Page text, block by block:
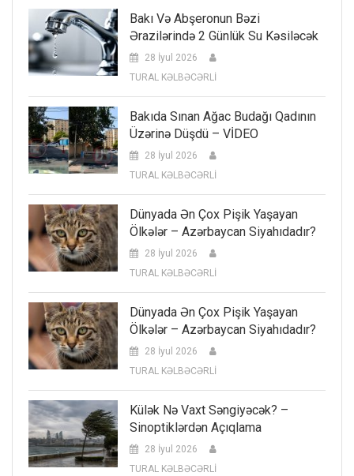
Bakı Və Abşeronun Bəzi
Ərazilərində 2 Günlük Su Kəsiləcək
28 İyul 2026
TURAL KƏLBƏCƏRLİ
Bakıda Sınan Ağac Budağı Qadının
Üzərinə Düşdü – VİDEO
28 İyul 2026
TURAL KƏLBƏCƏRLİ
Dünyada Ən Çox Pişik Yaşayan
Ölkələr – Azərbaycan Siyahıdadır?
28 İyul 2026
TURAL KƏLBƏCƏRLİ
Dünyada Ən Çox Pişik Yaşayan
Ölkələr – Azərbaycan Siyahıdadır?
28 İyul 2026
TURAL KƏLBƏCƏRLİ
Külək Nə Vaxt Səngiyəcək? –
Sinoptiklərdən Açıqlama
28 İyul 2026
TURAL KƏLBƏCƏRLİ